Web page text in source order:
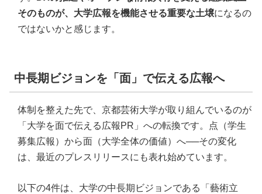
そのものが、大学広報を機能させる重要な土壌になるの
ではないかと感じます。
中長期ビジョンを「面」で伝える広報へ
体制を整えた先で、京都芸術大学が取り組んでいるのが
「大学を面で伝える広報PR」への転換です。点（学生
募集広報）から面（大学全体の価値）へ──その変化
は、最近のプレスリリースにも表れ始めています。
以下の4件は、大学の中長期ビジョンである「藝術立